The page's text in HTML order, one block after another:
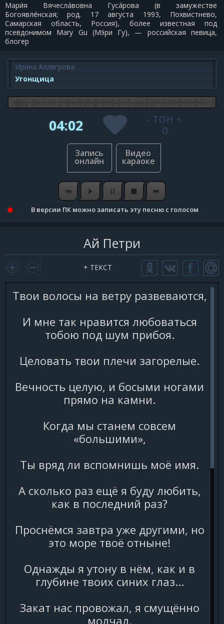
Мари́я Вячесла́вовна Гуса́рова (в замужестве
Богоявле́нская; род. 17 августа 1993, Похвистнево,
Самарская область, Россия), более известная под
псевдонимом Mary Gu (Мэ́ри Гу), — российская певица,
блогер
Ирина Аллегрова
Угонщица
04:02 - ТОН +
0
В версии ПК можно записать эту песню с голосом
Ай Петри
+ ТЕКСТ
Твои волосы на ветру развеваются,
И мне так нравится любоваться
тобою под шум прибоя.
Целовать твои плечи загорелые.
Вечность целую, и босыми ногами
прямо на камни.
Когда мы станем совсем
«большими»,
Ты вряд ли вспомнишь моё имя.
А сколько раз ещё я буду любить,
как в последний раз?
Проснёмся завтра уже другими, но
это море твоё отныне!
Однажды я утону в нём, как и в
глубине твоих синих глаз...
Закат нас провожал, я смущённо
молчал.